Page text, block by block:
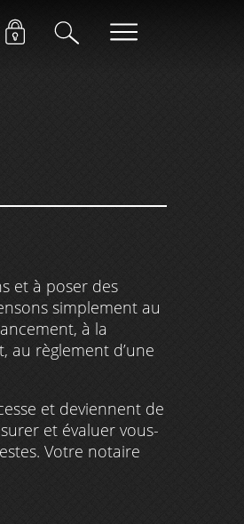
et à poser des
simplement au
à la
au règlement d’une
et deviennent de
et évaluer vous-
Votre notaire